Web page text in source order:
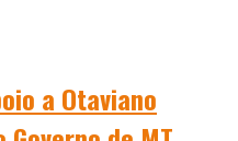
a Otaviano